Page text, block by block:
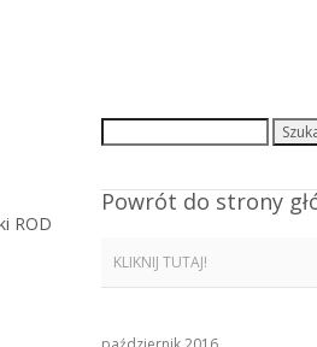
ROD
Powrót do strony
KLIKNIJ TUTAJ!